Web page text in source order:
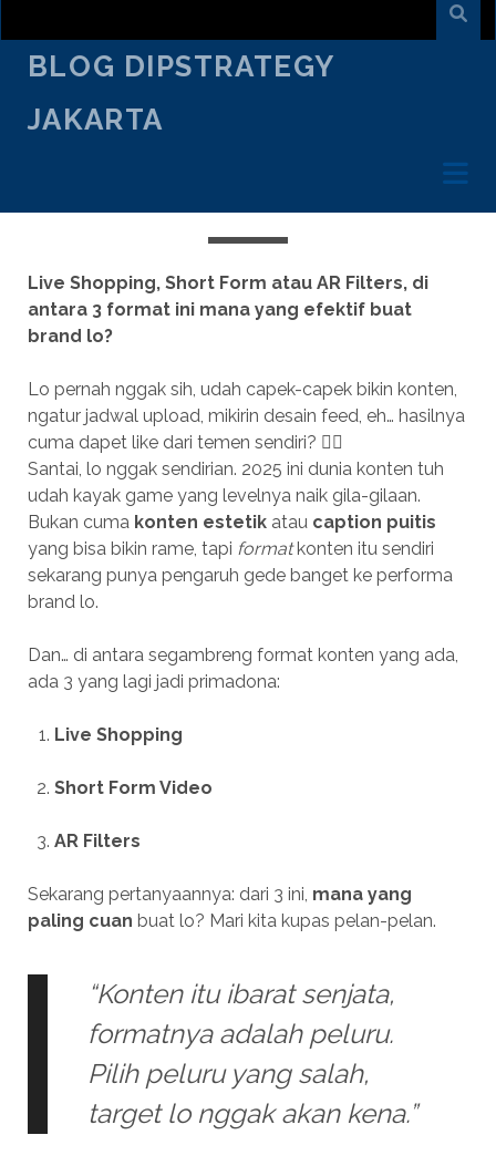
BLOG DIPSTRATEGY
JAKARTA
3 FORMAT KONTEN DI 2025: MANA
Live Shopping, Short Form atau AR Filters, di
antara 3 format ini mana yang efektif buat
brand lo?
Lo pernah nggak sih, udah capek-capek bikin konten,
ngatur jadwal upload, mikirin desain feed, eh… hasilnya
cuma dapet like dari temen sendiri? 🤦‍♂️
Santai, lo nggak sendirian. 2025 ini dunia konten tuh
udah kayak game yang levelnya naik gila-gilaan.
Bukan cuma konten estetikatau caption puitis
yang bisa bikin rame, tapi formatkonten itu sendiri
sekarang punya pengaruh gede banget ke performa
brand lo.
Dan… di antara segambreng format konten yang ada,
ada 3 yang lagi jadi primadona:
Live Shopping
Short Form Video
AR Filters
Sekarang pertanyaannya: dari 3 ini, mana yang
paling cuan buat lo? Mari kita kupas pelan-pelan.
“Konten itu ibarat senjata,
formatnya adalah peluru.
Pilih peluru yang salah,
target lo nggak akan kena.”